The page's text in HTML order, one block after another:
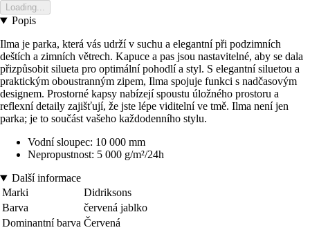
Loading...
Popis
Ilma je parka, která vás udrží v suchu a elegantní při podzimních
deštích a zimních větrech. Kapuce a pas jsou nastavitelné, aby se dala
přizpůsobit silueta pro optimální pohodlí a styl. S elegantní siluetou a
praktickým oboustranným zipem, Ilma spojuje funkci s nadčasovým
designem. Prostorné kapsy nabízejí spoustu úložného prostoru a
reflexní detaily zajišťují, že jste lépe viditelní ve tmě. Ilma není jen
parka; je to součást vašeho každodenního stylu.
Vodní sloupec: 10 000 mm
Nepropustnost: 5 000 g/m²/24h
Další informace
Marki
Didriksons
Barva
červená jablko
Dominantní barva Červená